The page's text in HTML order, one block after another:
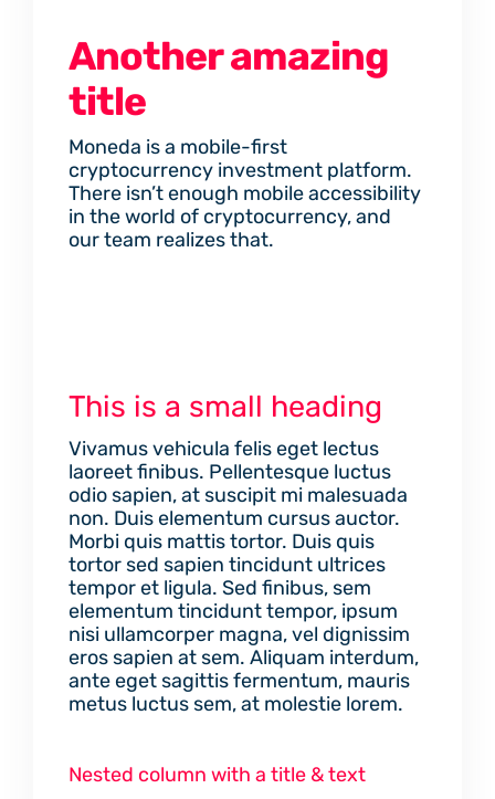
Another amazing
title
Moneda is a mobile-first
cryptocurrency investment platform.
There isn’t enough mobile accessibility
in the world of cryptocurrency, and
our team realizes that.
This is a small heading
Vivamus vehicula felis eget lectus
laoreet finibus. Pellentesque luctus
odio sapien, at suscipit mi malesuada
non. Duis elementum cursus auctor.
Morbi quis mattis tortor. Duis quis
tortor sed sapien tincidunt ultrices
tempor et ligula. Sed finibus, sem
elementum tincidunt tempor, ipsum
nisi ullamcorper magna, vel dignissim
eros sapien at sem. Aliquam interdum,
ante eget sagittis fermentum, mauris
metus luctus sem, at molestie lorem.
Nested column with a title & text